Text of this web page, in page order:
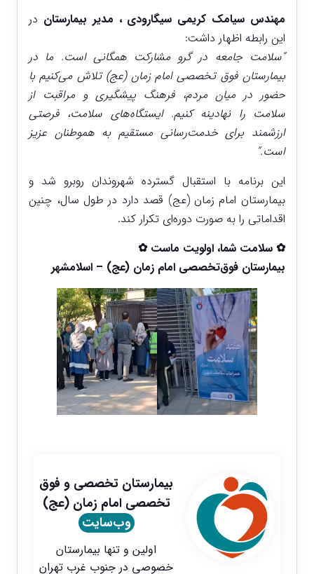
مهندس سیامک کریمی سیگارودی ، مدیر بیمارستان در
این رابطه اظهار داشت:
“سلامت جامعه در گرو مشارکت همگانی است. ما در
بیمارستان فوق تخصصی امام زمان (عج) تلاش می‌کنیم با
حضور در میان مردم، فرهنگ پیشگیری و مراقبت از
سلامت را نهادینه کنیم. ایستگاه‌های سلامت، فرصتی
ارزشمند برای خدمت‌رسانی مستقیم به هموطنان عزیز
است.”
این برنامه با استقبال گسترده شهروندان روبرو شد و
بیمارستان امام زمان (عج) قصد دارد در طول سال، چنین
اقداماتی را به صورت دوره‌ای تکرار کند.
✿ سلامت شما، اولویت ماست ✿
بیمارستان فوق‌تخصصی امام زمان (عج) – اسلامشهر
بیمارستان تخصصی و فوق
تخصصی امام زمان (عج)
وب‌سایت
اولین و تنها بیمارستان
خصوصی در جنوب غرب تهران